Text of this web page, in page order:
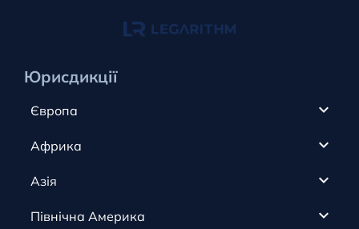
Юрисдикції
Європа
Кіпр
Олдерні
Африка
Канада
Азія
Румунія
Північна Америка